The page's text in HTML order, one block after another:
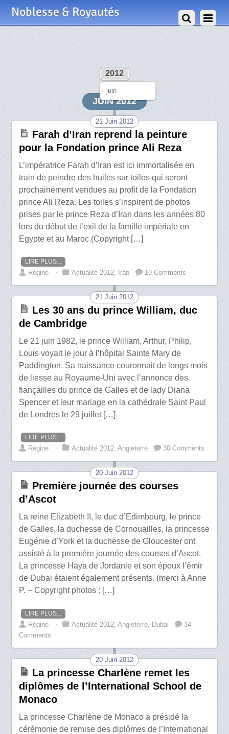
Noblesse & Royautés
2012
juin
JUIN 2012
21 Juin 2012
Farah d’Iran reprend la peinture
pour la Fondation prince Ali Reza
L’impératrice Farah d’Iran est ici immortalisée en
train de peindre des huiles sur toiles qui seront
prochainement vendues au profit de la Fondation
prince Ali Reza. Les toiles s’inspirent de photos
prises par le prince Reza d’Iran dans les années 80
lors du début de l’exil de la famille impériale en
Egypte et au Maroc.(Copyright […]
LIRE PLUS...
Régine ⋅ Actualité 2012, Iran 10 Comments
21 Juin 2012
Les 30 ans du prince William, duc
de Cambridge
Le 21 juin 1982, le prince William, Arthur, Philip,
Louis voyait le jour à l’hôpital Sainte Mary de
Paddington. Sa naissance couronnait de longs mois
de liesse au Royaume-Uni avec l’annonce des
fiançailles du prince de Galles et de lady Diana
Spencer et leur mariage en la cathédrale Saint Paul
de Londres le 29 juillet […]
LIRE PLUS...
Régine ⋅ Actualité 2012,Angleterre 30 Comments
20 Juin 2012
Première journée des courses
d’Ascot
La reine Elizabeth II, le duc d’Edimbourg, le prince
de Galles, la duchesse de Cornouailles, la princesse
Eugénie d’York et la duchesse de Gloucester ont
assisté à la première journée des courses d’Ascot.
La princesse Haya de Jordanie et son époux l’émir
de Dubai étaient également présents. (merci à Anne
P. – Copyright photos : […]
LIRE PLUS...
Régine ⋅ Actualité 2012 ,Angleterre Dubai
34
Comments
20 Juin 2012
La princesse Charlène remet les
diplômes de l’International School de
Monaco
La princesse Charlène de Monaco a présidé la
cérémonie de remise des diplômes de l’International